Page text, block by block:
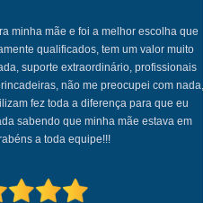
minha mãe e foi a melhor escolha que
qualificados, tem um valor muito
suporte extraordinário, profissionais
não me preocupei com nada,
fez toda a diferença para que eu
sabendo que minha mãe estava em
a toda equipe!!!